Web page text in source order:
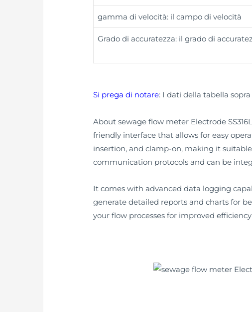
gamma di velocità: il campo di velocità
Grado di accuratezza: il grado di
Si prega di notare: I dati della tabella
About sewage flow meter Electrode
friendly interface that allows for easy
insertion, and clamp-on, making it
communication protocols and can be
It comes with advanced data logging
generate detailed reports and charts for
your flow processes for improved